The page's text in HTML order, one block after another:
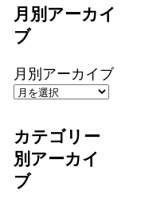
月別アーカイ
ブ
月別アーカイブ
カテゴリー
別アーカイ
ブ